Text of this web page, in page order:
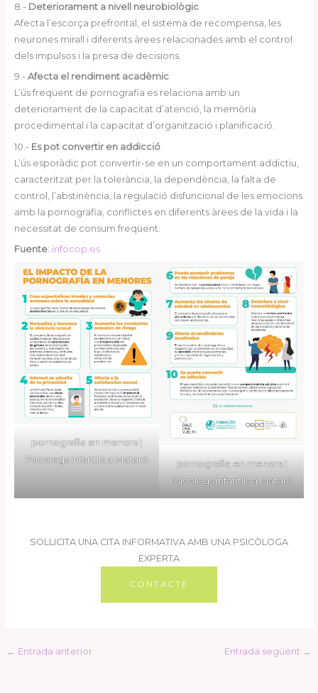
8.- Deteriorament a nivell neurobiològic
Afecta l’escorça prefrontal, el sistema de recompensa, les
neurones mirall i diferents àrees relacionades amb el control
dels impulsos i la presa de decisions.
9.- Afecta el rendiment acadèmic
L’ús freqüent de pornografia es relaciona amb un
deteriorament de la capacitat d’atenció, la memòria
procedimental i la capacitat d’organització i planificació.
10.- Es pot convertir en addicció
L’ús esporàdic pot convertir-se en un comportament addictiu,
caracteritzat per la tolerància, la dependència, la falta de
control, l’abstinència, la regulació disfuncional de les emocions
amb la pornografia, conflictes en diferents àrees de la vida i la
necessitat de consum freqüent.
Fuente: infocop.es
pornografia en menors |
Psicolegs infantils a Mataró
pornografia en menors |
Psicolegs infantils a Mataró
SOL·LICITA UNA CITA INFORMATIVA AMB UNA PSICÒLOGA
EXPERTA
CONTACTE
s
← Entrada anterior Entrada següent →